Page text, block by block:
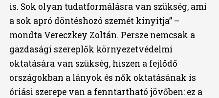
is. Sok olyan tudatformálásra van szükség, ami
a sok apró döntéshozó szemét kinyitja” –
mondta Vereczkey Zoltán. Persze nemcsak a
gazdasági szereplők környezetvédelmi
oktatására van szükség, hiszen a fejlődő
országokban a lányok és nők oktatásának is
óriási szerepe van a fenntartható jövőben: ez a